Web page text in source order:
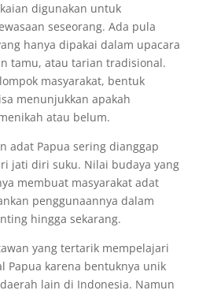
digunakan untuk
seseorang. Ada pula
hanya dipakai dalam upacara
tamu, atau tarian tradisional.
masyarakat, bentuk
menunjukkan apakah
atau belum.
adat Papua sering dianggap
jati diri suku. Nilai budaya yang
membuat masyarakat adat
penggunaannya dalam
hingga sekarang.
yang tertarik mempelajari
Papua karena bentuknya unik
lain di Indonesia. Namun